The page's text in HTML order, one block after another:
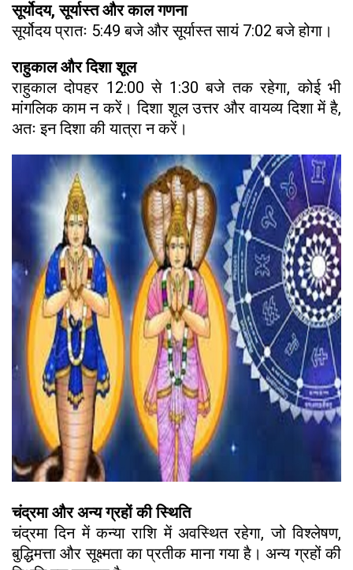
सूर्योदय, सूर्यास्त और काल गणना
सूर्योदय प्रातः 5:49 बजे और सूर्यास्त सायं 7:02 बजे होगा।
राहुकाल और दिशा शूल
राहुकाल दोपहर 12:00 से 1:30 बजे तक रहेगा, कोई भी
मांगलिक काम न करें। दिशा शूल उत्तर और वायव्य दिशा में है,
अतः इन दिशा की यात्रा न करें।
चंद्रमा और अन्य ग्रहों की स्थिति
चंद्रमा दिन में कन्या राशि में अवस्थित रहेगा, जो विश्लेषण,
बुद्धिमत्ता और सूक्ष्मता का प्रतीक माना गया है। अन्य ग्रहों की